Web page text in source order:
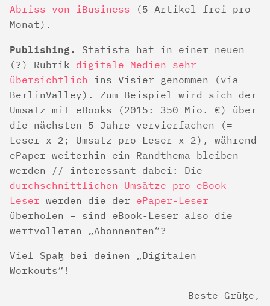
Abriss von iBusiness (5 Artikel frei pro
Monat).
Publishing.
Statista hat in einer neuen
(?) Rubrik digitale Medien sehr
übersichtlich ins Visier genommen (via
BerlinValley). Zum Beispiel wird sich der
Umsatz mit eBooks (2015: 350 Mio. €) über
die nächsten 5 Jahre vervierfachen (=
Leser x 2; Umsatz pro Leser x 2), während
ePaper weiterhin ein Randthema bleiben
werden // interessant dabei: Die
durchschnittlichen Umsätze pro eBook-
Leser werden die der ePaper-Leser
überholen – sind eBook-Leser also die
wertvolleren „Abonnenten“?
Viel Spaß bei deinen „Digitalen
Workouts“!
Beste Grüße,